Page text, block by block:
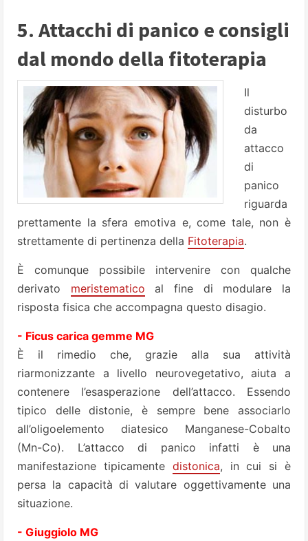
5. Attacchi di panico e consigli
dal mondo della fitoterapia
Il
disturbo
da
attacco
di
panico
riguarda
prettamente la sfera emotiva e, come tale, non è
strettamente di pertinenza della Fitoterapia.
È comunque possibile intervenire con qualche
derivato meristematico al fine di modulare la
risposta fisica che accompagna questo disagio.
- Ficus carica gemme MG
È il rimedio che, grazie alla sua attività
riarmonizzante a livello neurovegetativo, aiuta a
contenere l’esasperazione dell’attacco. Essendo
tipico delle distonie, è sempre bene associarlo
all’oligoelemento diatesico Manganese-Cobalto
(Mn-Co). L’attacco di panico infatti è una
manifestazione tipicamente distonica, in cui si è
persa la capacità di valutare oggettivamente una
situazione.
- Giuggiolo MG